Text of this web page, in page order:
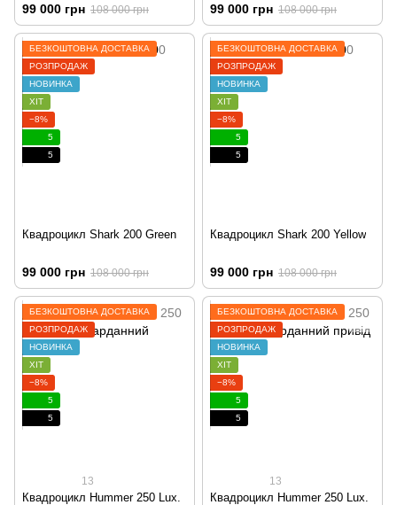
99 000 грн 108 000 грн 99 000 грн 108 000 грн
БЕЗКОШТОВНА ДОСТАВКА
РОЗПРОДАЖ
НОВИНКА
ХІТ
−8%
5
5
Квадроцикл Shark 200 Green
99 000 грн 108 000 грн
БЕЗКОШТОВНА ДОСТАВКА
РОЗПРОДАЖ
НОВИНКА
ХІТ
−8%
5
5
Квадроцикл Shark 200 Yellow
99 000 грн 108 000 грн
БЕЗКОШТОВНА ДОСТАВКА
РОЗПРОДАЖ
НОВИНКА
ХІТ
−8%
5
5
13
Квадроцикл Hummer 250 Lux.
БЕЗКОШТОВНА ДОСТАВКА
РОЗПРОДАЖ
НОВИНКА
ХІТ
−8%
5
5
13
Квадроцикл Hummer 250 Lux.